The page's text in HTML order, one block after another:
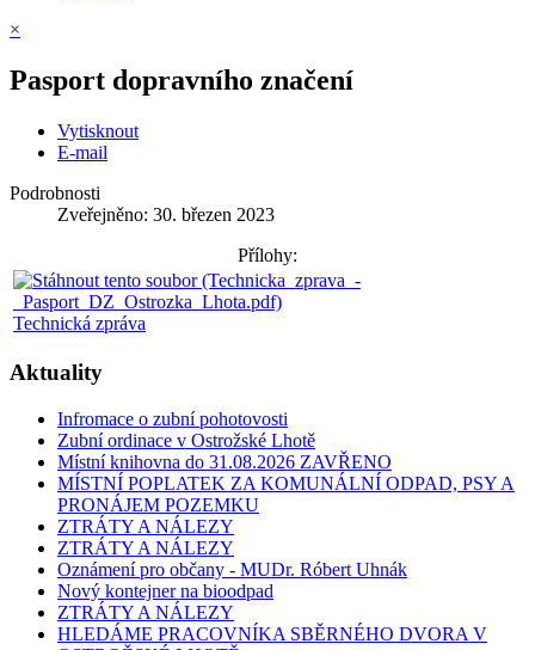
×
Pasport dopravního značení
Vytisknout
E-mail
Podrobnosti
Zveřejněno: 30. březen 2023
Přílohy:
Technická zpráva
Aktuality
Infromace o zubní pohotovosti
Zubní ordinace v Ostrožské Lhotě
Místní knihovna do 31.08.2026 ZAVŘENO
MÍSTNÍ POPLATEK ZA KOMUNÁLNÍ ODPAD, PSY A
PRONÁJEM POZEMKU
ZTRÁTY A NÁLEZY
ZTRÁTY A NÁLEZY
Oznámení pro občany - MUDr. Róbert Uhnák
Nový kontejner na bioodpad
ZTRÁTY A NÁLEZY
HLEDÁME PRACOVNÍKA SBĚRNÉHO DVORA V